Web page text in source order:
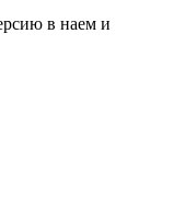
в наем и